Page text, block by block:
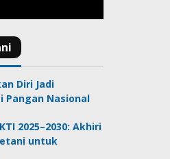
Diri Jadi
Pangan Nasional
2025–2030: Akhiri
untuk